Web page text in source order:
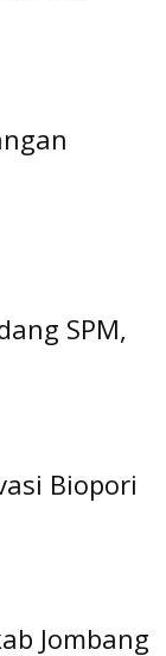
SPM,
Biopori
Jombang